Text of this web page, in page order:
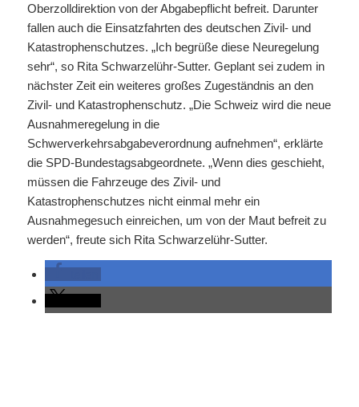
Oberzolldirektion von der Abgabepflicht befreit. Darunter
fallen auch die Einsatzfahrten des deutschen Zivil- und
Katastrophenschutzes. „Ich begrüße diese Neuregelung
sehr“, so Rita Schwarzelühr-Sutter. Geplant sei zudem in
nächster Zeit ein weiteres großes Zugeständnis an den
Zivil- und Katastrophenschutz. „Die Schweiz wird die neue
Ausnahmeregelung in die
Schwerverkehrsabgabeverordnung aufnehmen“, erklärte
die SPD-Bundestagsabgeordnete. „Wenn dies geschieht,
müssen die Fahrzeuge des Zivil- und
Katastrophenschutzes nicht einmal mehr ein
Ausnahmegesuch einreichen, um von der Maut befreit zu
werden“, freute sich Rita Schwarzelühr-Sutter.